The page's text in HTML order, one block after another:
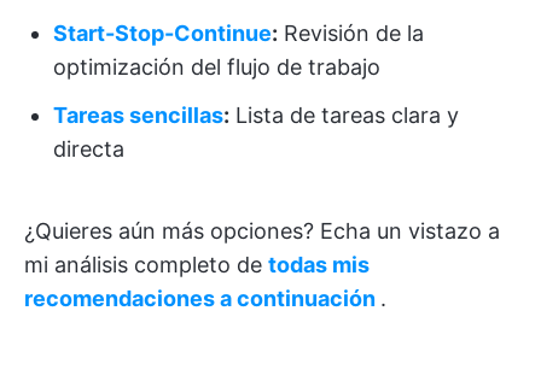
Start-Stop-Continue: Revisión de la
optimización del flujo de trabajo
Tareas sencillas: Lista de tareas clara y
directa
¿Quieres aún más opciones? Echa un vistazo a
mi análisis completo de todas mis
recomendaciones a continuación .